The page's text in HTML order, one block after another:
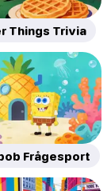
Things Trivia
Frågesport